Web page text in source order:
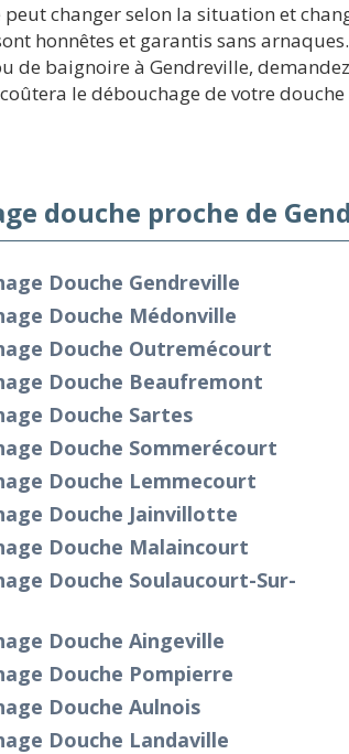
peut changer selon la situation et
honnêtes et garantis sans
de baignoire à Gendreville,
le débouchage de votre douche
douche proche de
Douche Gendreville
Douche Médonville
Douche Outremécourt
Douche Beaufremont
Douche Sartes
Douche Sommerécourt
Douche Lemmecourt
Douche Jainvillotte
Douche Malaincourt
Douche Soulaucourt-Sur-
Douche Aingeville
Douche Pompierre
Douche Aulnois
Douche Landaville